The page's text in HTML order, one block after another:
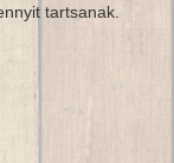
tartsanak.